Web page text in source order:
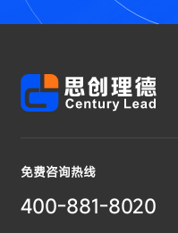
免费咨询热线
400-881-8020